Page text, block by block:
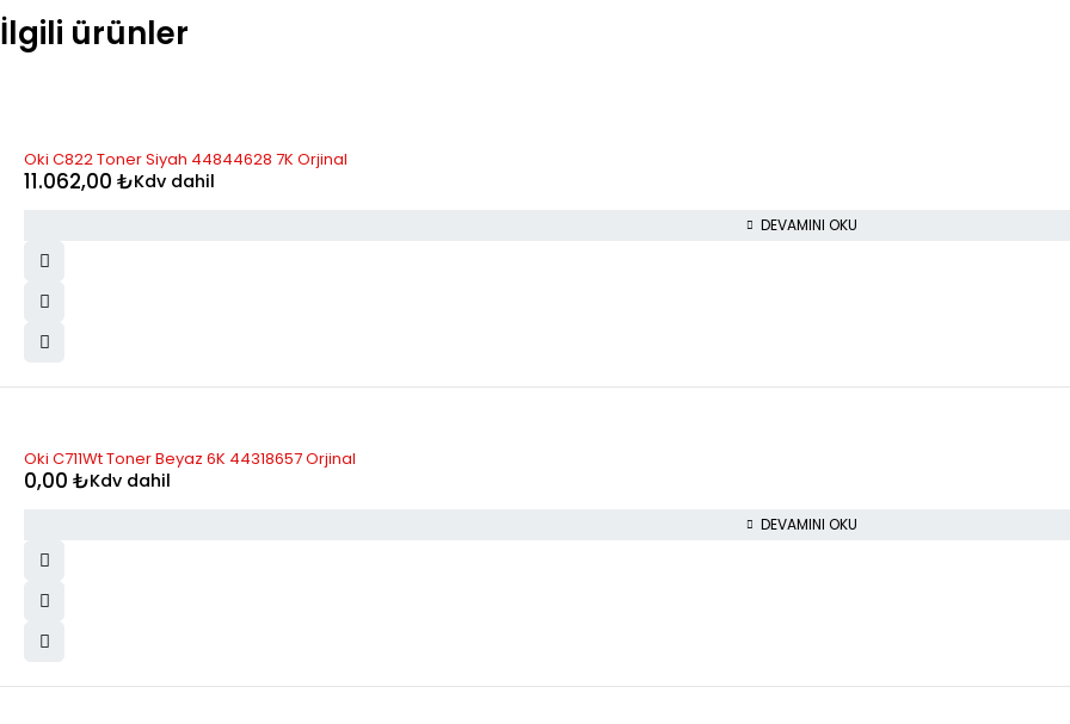
İlgili ürünler
STOK YOK
Oki C822 Toner Siyah 44844628 7K Orjinal
11.062,00 ₺Kdv dahil
DEVAMINI OKU
STOK YOK
Oki C711Wt Toner Beyaz 6K 44318657 Orjinal
0,00 ₺Kdv dahil
DEVAMINI OKU